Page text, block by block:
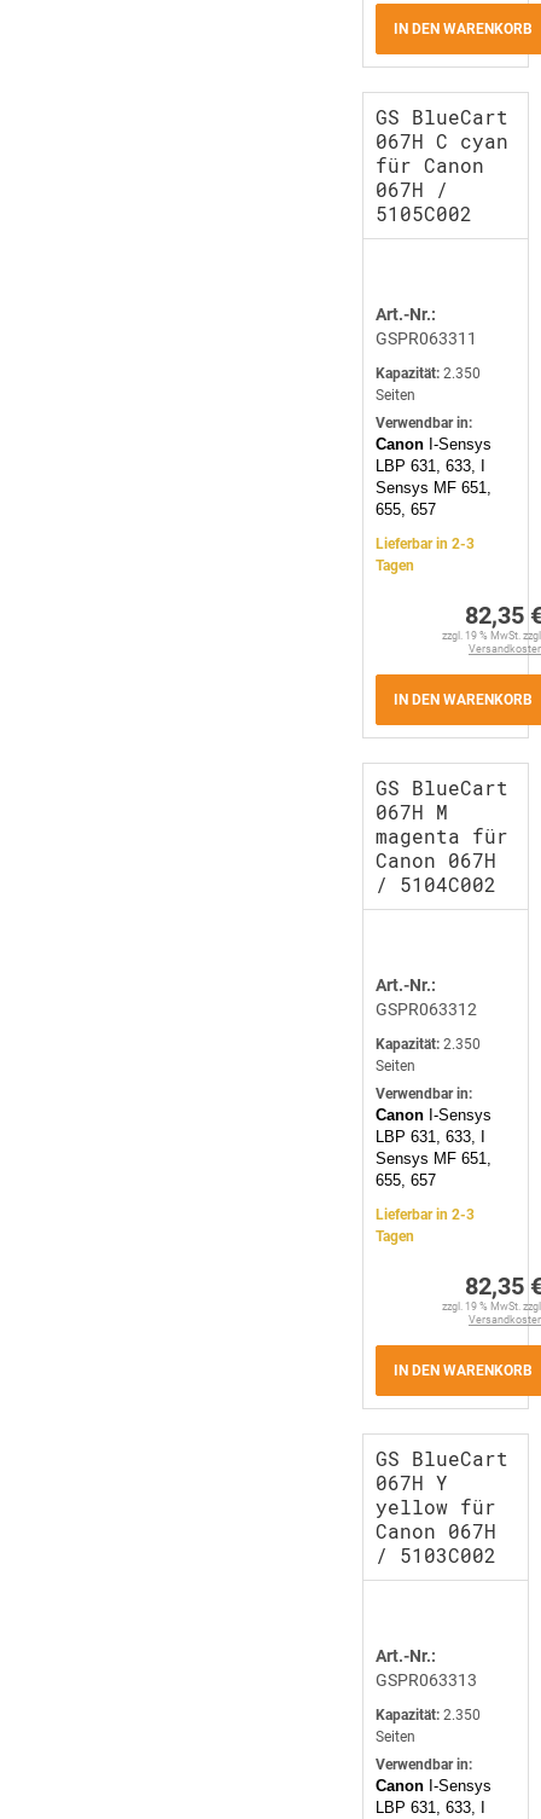
IN DEN WARENKORB
GS BlueCart
067H C cyan
für Canon
067H /
5105C002
Art.-Nr.:
GSPR063311
Kapazität: 2.350
Seiten
Verwendbar in:
Canon I-Sensys
LBP 631, 633, I
Sensys MF 651,
655, 657
Lieferbar in 2-3
Tagen
82,35
zzgl. 19 % MwSt.
IN DEN WARENKORB
GS BlueCart
067H M
magenta für
Canon 067H
/ 5104C002
Art.-Nr.:
GSPR063312
Kapazität: 2.350
Seiten
Verwendbar in:
Canon I-Sensys
LBP 631, 633, I
Sensys MF 651,
655, 657
Lieferbar in 2-3
Tagen
82,35
zzgl. 19 % MwSt.
IN DEN WARENKORB
GS BlueCart
067H Y
yellow für
Canon 067H
/ 5103C002
Art.-Nr.:
GSPR063313
Kapazität: 2.350
Seiten
Verwendbar in:
Canon I-Sensys
LBP 631, 633, I